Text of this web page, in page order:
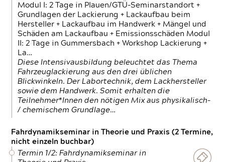
Modul I: 2 Tage in Plauen/GTÜ-Seminarstandort +
Grundlagen der Lackierung + Lackaufbau beim
Hersteller + Lackaufbau im Handwerk + Mängel und
Schäden am Lackaufbau + Emissionsschäden Modul
II: 2 Tage in Gummersbach + Workshop Lackierung +
La…
Diese Intensivausbildung beleuchtet das Thema
Fahrzeuglackierung aus den drei üblichen
Blickwinkeln. Der Labortechnik, dem Lackhersteller
sowie dem Handwerk. Somit erhalten die
Teilnehmer*Innen den nötigen Mix aus physikalisch-
/ chemischem Grundlage…
Fahrdynamikseminar in Theorie und Praxis (2 Termine,
nicht einzeln buchbar)
Termin 1/2: Fahrdynamikseminar in